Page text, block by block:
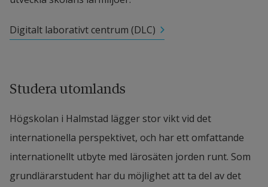
Digitalt laborativt centrum (DLC)
Studera utomlands
Högskolan i Halmstad lägger stor vikt vid det
internationella perspektivet, och har ett omfattande
internationellt utbyte med lärosäten jorden runt. Som
grundlärarstudent har du möjlighet att ta del av det